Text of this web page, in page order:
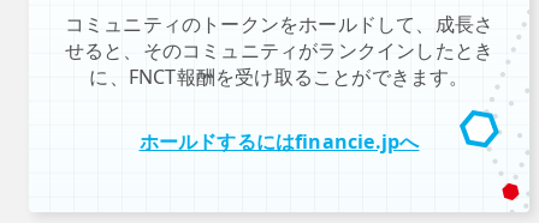
コミュニティのトークンをホールドして、成長さ
せると、そのコミュニティがランクインしたとき
に、FNCT報酬を受け取ることができます。
ホールドするにはfinancie.jpへ